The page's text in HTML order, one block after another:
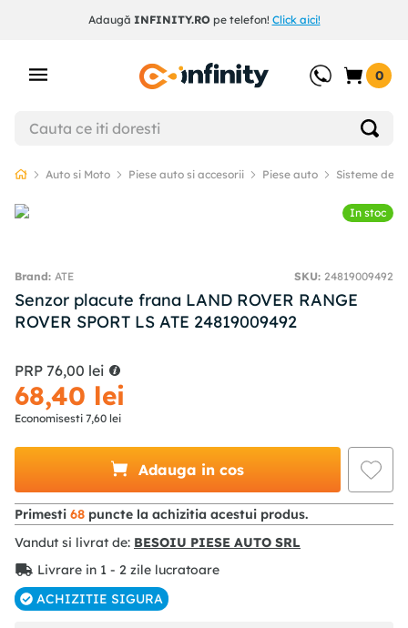
Adaugă INFINITY.ROpe telefon! Click aici!
0
Auto si Moto Piese auto si accesorii Piese auto Sisteme de
In stoc
ATE SKU: 24819009492
Senzor placute frana LAND ROVER RANGE
ROVER SPORT LS ATE 24819009492
PRP 76,00 lei
68,40 lei
Economisesti 7,60 lei
Adauga in cos
Primesti 68 puncte la achizitia acestui produs.
Vandut si livrat de: BESOIU PIESE AUTO SRL
Livrare in 1 - 2 zile lucratoare
ACHIZITIE SIGURA